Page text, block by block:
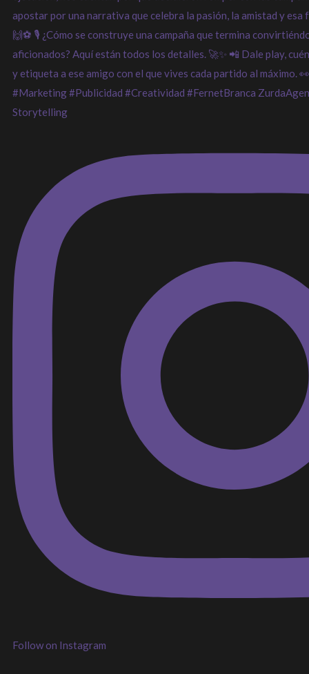
Follow on Instagram